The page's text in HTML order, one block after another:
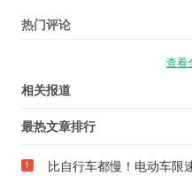
热门评论
查看
相关报道
最热文章排行
1
比自行车都慢！电动车限